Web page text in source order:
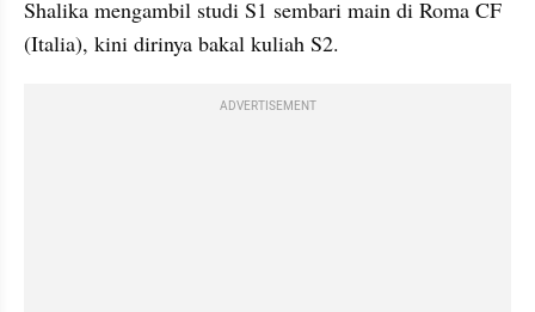
Shalika mengambil studi S1 sembari main di Roma CF
(Italia), kini dirinya bakal kuliah S2.
ADVERTISEMENT